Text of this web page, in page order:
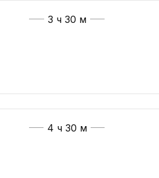
3 ч 30 м
4 ч 30 м